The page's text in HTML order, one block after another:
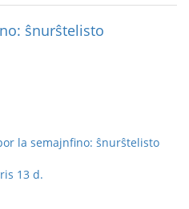
ŝnurŝtelisto
la semajnfino: ŝnurŝtelisto
13 d.